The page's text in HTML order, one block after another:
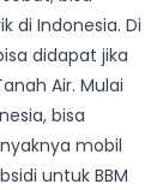
di Indonesia. Di
didapat jika
Air. Mulai
bisa
mobil
untuk BBM